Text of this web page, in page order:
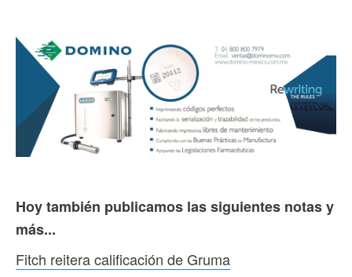
Hoy también publicamos las siguientes notas y
más...
Fitch reitera calificación de Gruma